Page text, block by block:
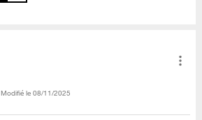
Modifié le 08/11/2025